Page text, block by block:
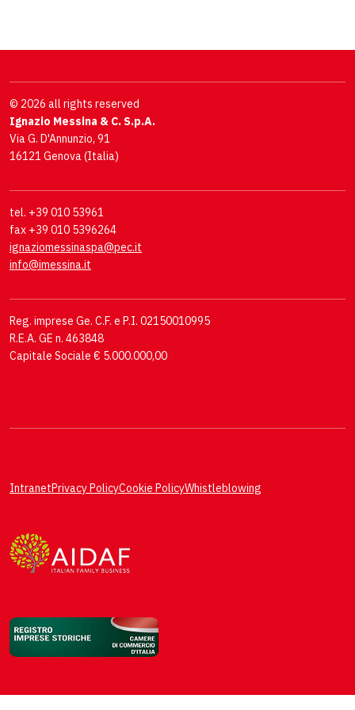
© 2026 all rights reserved
Ignazio Messina & C. S.p.A.
Via G. D'Annunzio, 91
16121 Genova (Italia)
tel. +39 010 53961
fax +39 010 5396264
ignaziomessinaspa@pec.it
info@imessina.it
Reg. imprese Ge. C.F. e P.I. 02150010995
R.E.A. GE n. 463848
Capitale Sociale € 5.000.000,00
IntranetPrivacy PolicyCookie PolicyWhistleblowing